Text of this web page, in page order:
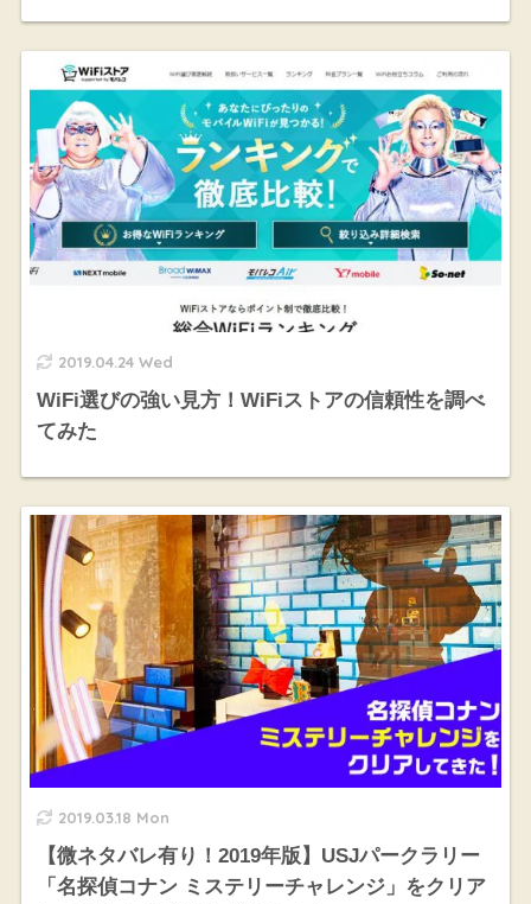
2019.04.24 Wed
WiFi選びの強い見方！WiFiストアの信頼性を調べ
てみた
2019.03.18 Mon
【微ネタバレ有り！2019年版】USJパークラリー
「名探偵コナン ミステリーチャレンジ」をクリア